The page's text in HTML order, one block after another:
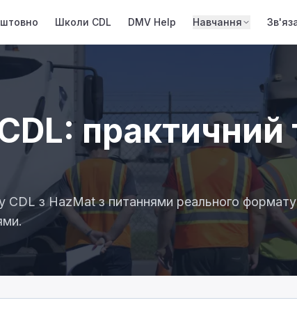
Школи CDL DMV Help Навчання
практичний
CDL з HazMat з питаннями реального